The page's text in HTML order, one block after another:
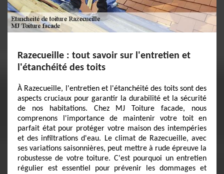
Razecueille : tout savoir sur l'entretien et
l'étanchéité des toits
À Razecueille, l'entretien et l'étanchéité des toits sont des
aspects cruciaux pour garantir la durabilité et la sécurité
de nos habitations. Chez MJ Toiture facade, nous
comprenons l'importance de maintenir votre toit en
parfait état pour protéger votre maison des intempéries
et des infiltrations d'eau. Le climat de Razecueille, avec
ses variations saisonnières, peut mettre à rude épreuve la
robustesse de votre toiture. C'est pourquoi un entretien
régulier est essentiel pour prévenir les dommages et